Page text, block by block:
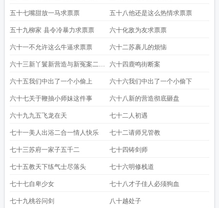
皮求一波票票
五十七嘴甜放一马求票票 五十八他还是这么热情求票票
五十九柳家 县令冷暴力求票票 六十化敌为友求票票
六十一不允许这么牛逼求票票 六十二苏裹儿的烦恼
六十三新丫鬟新营造与新冤案二合
一
六十四鹿鸣街断案
六十五我们中出了一个小偷上 六十六我们中出了一个小偷下
六十七关于鞭抽小师妹这件事 六十八新的营造彻底砸盘
六十九九五飞龙在天 七十二人初遇
七十一美人出浴二合一情人快乐 七十二请师兄管教
七十三苏府一家子五千二 七十四铸剑师
七十五教天下练气士尽落头 七十六明修栈道
七十七自卑少女 七十八才子佳人必须狗血
七十九桃谷问剑 八十越处子